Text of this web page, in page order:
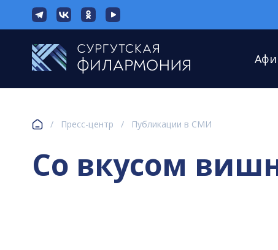
/ Пресс-центр / Публикации в СМИ
Со вкусом